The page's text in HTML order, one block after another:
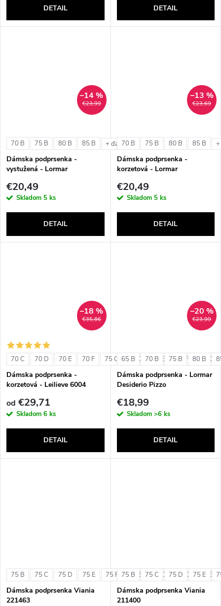
DETAIL DETAIL
€23,99
–14 %
70 B 75 B 80 B 85 B + ďalšie
Dámska podprsenka -
vystužená - Lormar
€20,49
Skladom 5 ks
DETAIL
€23,69
–13 %
70 B 75 B 80 B 85 B
Dámska podprsenka -
korzetová - Lormar
€20,49
Skladom 5 ks
DETAIL
€35,86
–18 %
70 C 70 D 70 E 70 F 75 C 75 D 75 E 75 F 80 C
Dámska podprsenka -
korzetová - Leilieve 6004
od €29,71
Skladom 6 ks
DETAIL
€23,99
–20 %
65 B 70 B 75 B 80 B
Dámska podprsenka - Lormar
Desiderio Pizzo
€18,99
Skladom >6 ks
DETAIL
75 B 75 C 75 D 75 E 75 F 80 B 80 C 80 D 80 E
Dámska podprsenka Viania
221463
75 B 75 C 75 D 75 E
Dámska podprsenka Viania
211400